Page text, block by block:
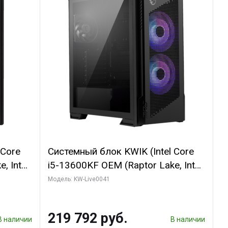
Intel
наличии
Системный блок KWIK (Intel Core
i5-13600KF OEM (Raptor Lake, Intel
7, C14 8EC/6PC/ 16 ГБ ОЗУ (2
256bit 3xDP HD/ 512 ГБ SSD)
Модель: KW-Live0041
219 792 руб. В наличии